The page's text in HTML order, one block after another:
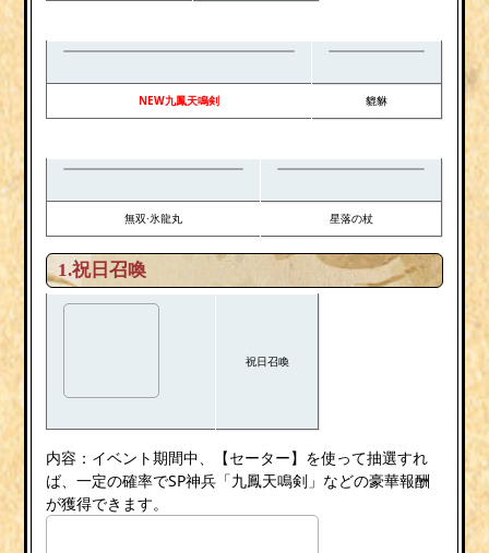
NEW九鳳天鳴剣 貔貅
無双·氷龍丸 星落の杖
1.祝日召喚
祝日召喚
内容：イベント期間中、【セーター】を使って抽選すれ
ば、一定の確率でSP神兵「九鳳天鳴剣」などの豪華報酬
が獲得できます。